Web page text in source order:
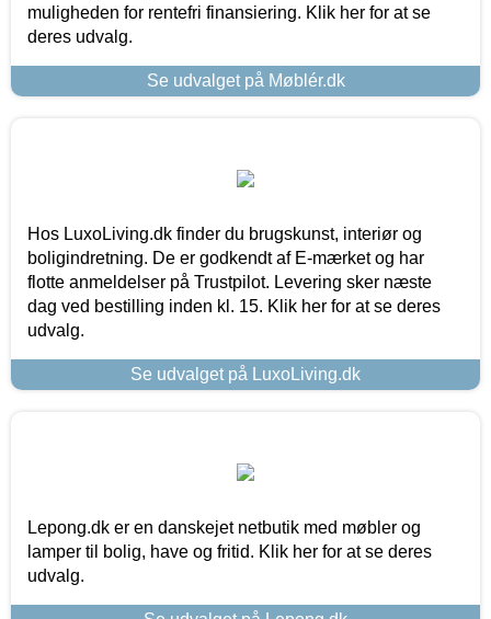
muligheden for rentefri finansiering. Klik her for at se
deres udvalg.
Se udvalget på Møblér.dk
Hos LuxoLiving.dk finder du brugskunst, interiør og
boligindretning. De er godkendt af E-mærket og har
flotte anmeldelser på Trustpilot. Levering sker næste
dag ved bestilling inden kl. 15. Klik her for at se deres
udvalg.
Se udvalget på LuxoLiving.dk
Lepong.dk er en danskejet netbutik med møbler og
lamper til bolig, have og fritid. Klik her for at se deres
udvalg.